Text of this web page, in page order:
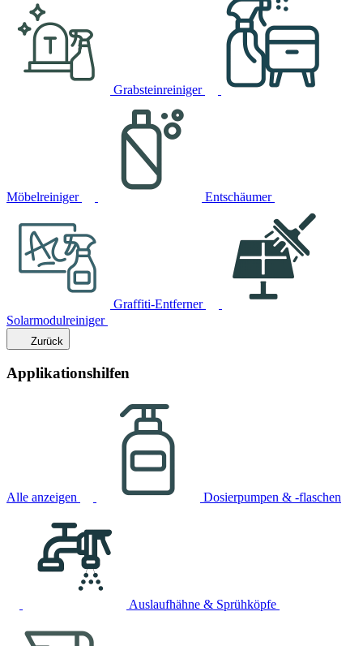
Grabsteinreiniger
Möbelreiniger Entschäumer
Graffiti-Entferner
Solarmodulreiniger
Zurück
Applikationshilfen
Alle anzeigen Dosierpumpen & -flaschen
Auslaufhähne & Sprühköpfe